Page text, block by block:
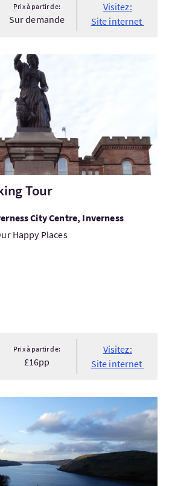
Prix à partir de:
Sur demande
Visitez:
Site internet
Tour
Tour
City Centre, Inverness
Happy Places
Prix à partir de:
£16pp
Visitez:
Site internet
of Skye